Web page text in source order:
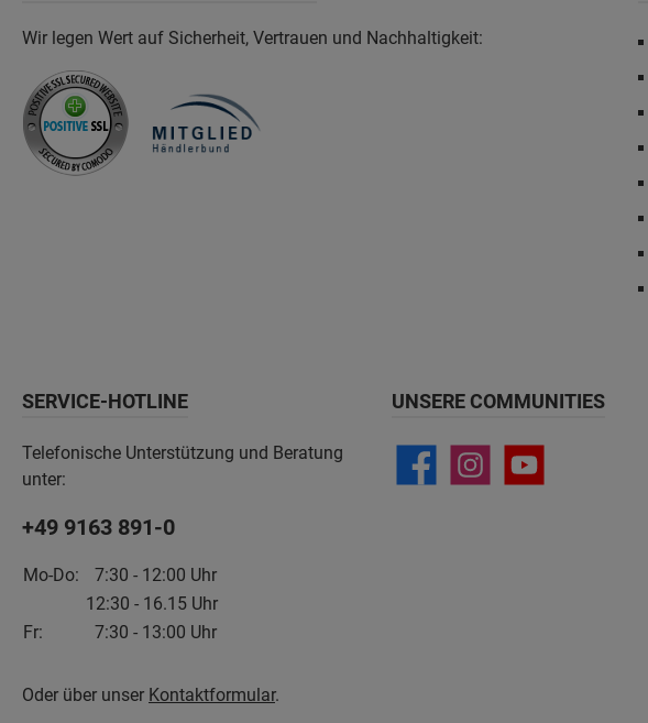
Wir legen Wert auf Sicherheit, Vertrauen und Nachhaltigkeit:
SERVICE-HOTLINE
Telefonische Unterstützung und Beratung
unter:
+49 9163 891-0
Mo-Do:
7:30 - 12:00 Uhr
12:30 - 16.15 Uhr
Fr:
7:30 - 13:00 Uhr
Oder über unser Kontaktformular.
UNSERE COMMUNITIES